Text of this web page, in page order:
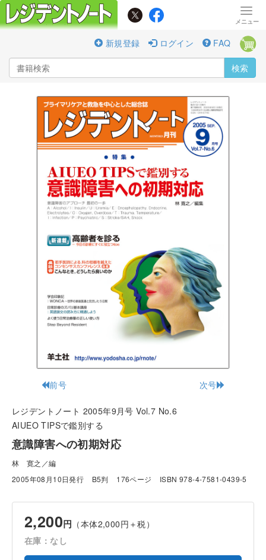
新規登録 ログイン FAQ
検索
前号 次号
レジデントノート 2005年9月号 Vol.7 No.6
AIUEO TIPSで鑑別する
意識障害への初期対応
林 寛之／編
2005年08月10日発行
B5判 176ページ ISBN 978-4-7581-0439-5
2,200円 （本体2,000円＋税）
在庫：なし